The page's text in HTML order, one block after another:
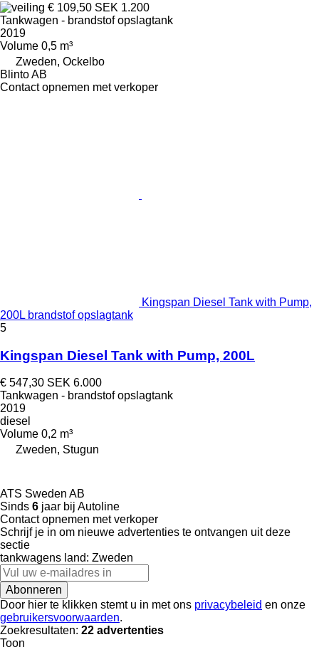
€ 109,50 SEK 1.200
Tankwagen - brandstof opslagtank
2019
Volume 0,5 m³
Zweden, Ockelbo
Blinto AB
Contact opnemen met verkoper
Kingspan Diesel Tank with Pump,
200L brandstof opslagtank
5
Kingspan Diesel Tank with Pump, 200L
€ 547,30 SEK 6.000
Tankwagen - brandstof opslagtank
2019
diesel
Volume 0,2 m³
Zweden, Stugun
ATS Sweden AB
Sinds 6 jaar bij Autoline
Contact opnemen met verkoper
Schrijf je in om nieuwe advertenties te ontvangen uit deze
sectie
tankwagens land: Zweden
Abonneren
Door hier te klikken stemt u in met ons privacybeleid en onze
gebruikersvoorwaarden.
Zoekresultaten: 22 advertenties
Toon